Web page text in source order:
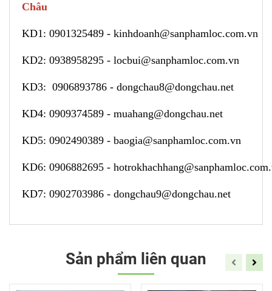
Châu
KD1: 0901325489 - kinhdoanh@sanphamloc.com.vn
KD2: 0938958295 - locbui@sanphamloc.com.vn
KD3: 0906893786 - dongchau8@dongchau.net
KD4: 0909374589 - muahang@dongchau.net
KD5: 0902490389 - baogia@sanphamloc.com.vn
KD6: 0906882695 -
KD7: 0902703986 - dongchau9@dongchau.net
Sản phẩm liên quan